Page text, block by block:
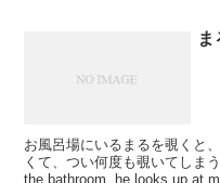
ま
お風呂場にいるまるを覗くと
くて、つい何度も覗いてし
the bathroom, he looks up at